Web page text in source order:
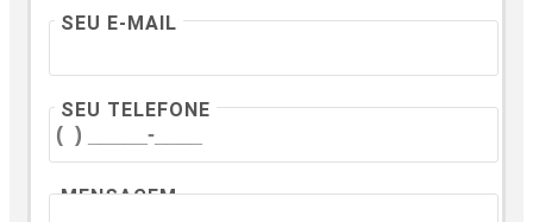
SEU E-MAIL
SEU TELEFONE
MENSAGEM